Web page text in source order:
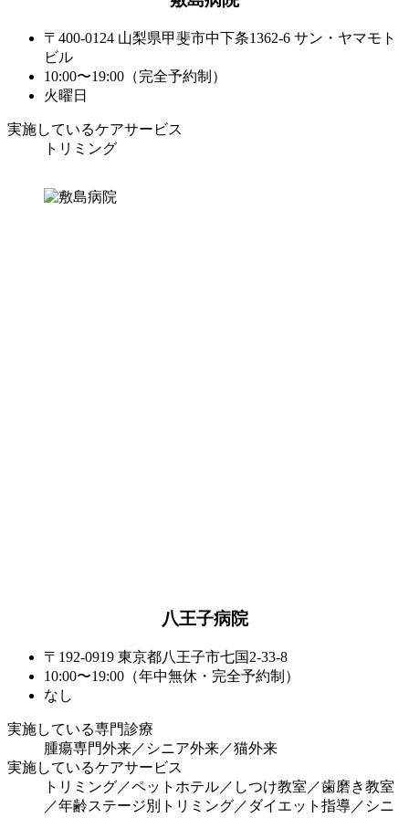
〒400-0124 山梨県甲斐市中下条1362-6 サン・ヤマモト
ビル
10:00〜19:00（完全予約制）
火曜日
実施しているケアサービス
トリミング
八王子病院
〒192-0919 東京都八王子市七国2-33-8
10:00〜19:00（年中無休・完全予約制）
なし
実施している専門診療
腫瘍専門外来／シニア外来／猫外来
実施しているケアサービス
トリミング／ペットホテル／しつけ教室／歯磨き教室
／年齢ステージ別トリミング／ダイエット指導／シニ